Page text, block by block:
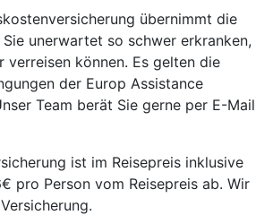
übernimmt die
unerwartet so schwer erkranken,
verreisen können. Es gelten die
der Europ Assistance
Team berät Sie gerne per E-Mail
ist im Reisepreis inklusive
pro Person vom Reisepreis ab. Wir